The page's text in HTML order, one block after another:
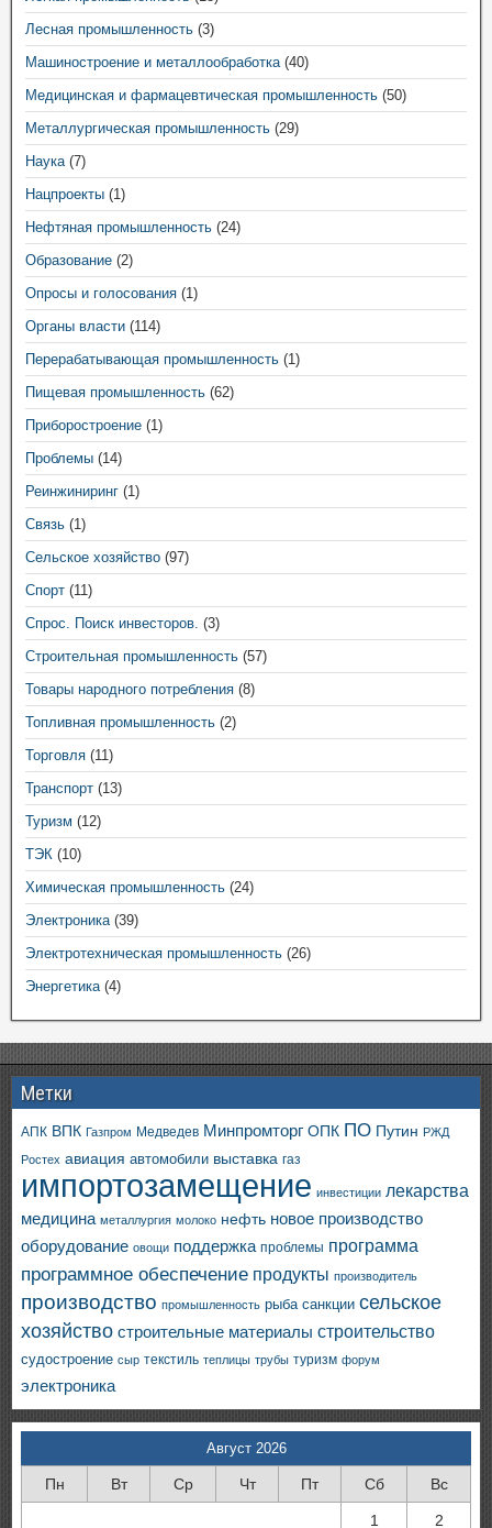
Лесная промышленность (3)
Машиностроение и металлообработка(40)
Медицинская и фармацевтическая промышленность (50)
Металлургическая промышленность (29)
Наука(7)
Нацпроекты (1)
Нефтяная промышленность (24)
Образование (2)
Опросы и голосования (1)
Органы власти (114)
Перерабатывающая промышленность (1)
Пищевая промышленность (62)
Приборостроение (1)
Проблемы (14)
Реинжиниринг (1)
Связь (1)
Сельское хозяйство (97)
Спорт (11)
Спрос. Поиск инвесторов. (3)
Строительная промышленность (57)
Товары народного потребления (8)
Топливная промышленность (2)
Торговля (11)
Транспорт (13)
Туризм (12)
ТЭК (10)
Химическая промышленность (24)
Электроника(39)
Электротехническая промышленность (26)
Энергетика(4)
Метки
АПК ВПК Газпром Медведев Минпромторг ОПК ПО Путин РЖД
Ростех авиация автомобили выставка газ
импортозамещение инвестиции лекарства
медицина металлургия молоко нефть новое производство
оборудование овощи поддержка проблемы программа
программное обеспечение продукты производитель
производство промышленность рыба санкции сельское
хозяйство строительные материалы строительство
судостроение сыр текстиль теплицы трубы туризм форум
электроника
Август 2026
Пн Вт Ср Чт Пт Сб Вс
1 2